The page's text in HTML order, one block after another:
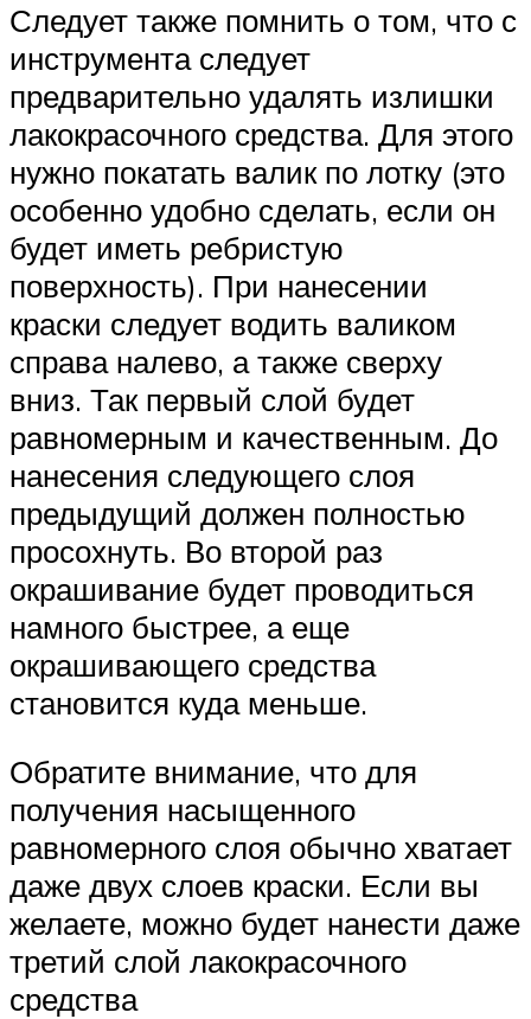
Следует также помнить о том, что с
инструмента следует
предварительно удалять излишки
лакокрасочного средства. Для этого
нужно покатать валик по лотку (это
особенно удобно сделать, если он
будет иметь ребристую
поверхность). При нанесении
краски следует водить валиком
справа налево, а также сверху
вниз. Так первый слой будет
равномерным и качественным. До
нанесения следующего слоя
предыдущий должен полностью
просохнуть. Во второй раз
окрашивание будет проводиться
намного быстрее, а еще
окрашивающего средства
становится куда меньше.
Обратите внимание, что для
получения насыщенного
равномерного слоя обычно хватает
даже двух слоев краски. Если вы
желаете, можно будет нанести даже
третий слой лакокрасочного
средства